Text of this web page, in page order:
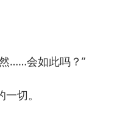
……会如此吗？”
切。